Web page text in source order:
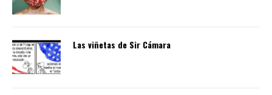
Las viñetas de Sir Cámara